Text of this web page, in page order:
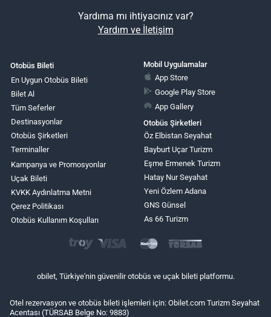
Yardıma mı ihtiyacınız var?
Yardım ve İletişim
Otobüs Bileti
En Uygun Otobüs Bileti
Bilet Al
Tüm Seferler
Destinasyonlar
Otobüs Şirketleri
Terminaller
Kampanya ve Promosyonlar
Uçak Bileti
KVKK Aydınlatma Metni
Çerez Politikası
Otobüs Kullanım Koşulları
Mobil Uygulamalar
App Store
Google Play Store
App Gallery
Otobüs Şirketleri
Öz Elbistan Seyahat
Bayburt Uçar Turizm
Eşme Ermenek Turizm
Hatay Nur Seyahat
Yeni Özlem Adana
GNS Günsel
As 66 Turizm
obilet, Türkiye'nin güvenilir otobüs ve uçak bileti platformu.
Otel rezervasyon ve otobüs bileti işlemleri için: Obilet.com Turizm Seyahat
Acentası (TÜRSAB Belge No: 9883)